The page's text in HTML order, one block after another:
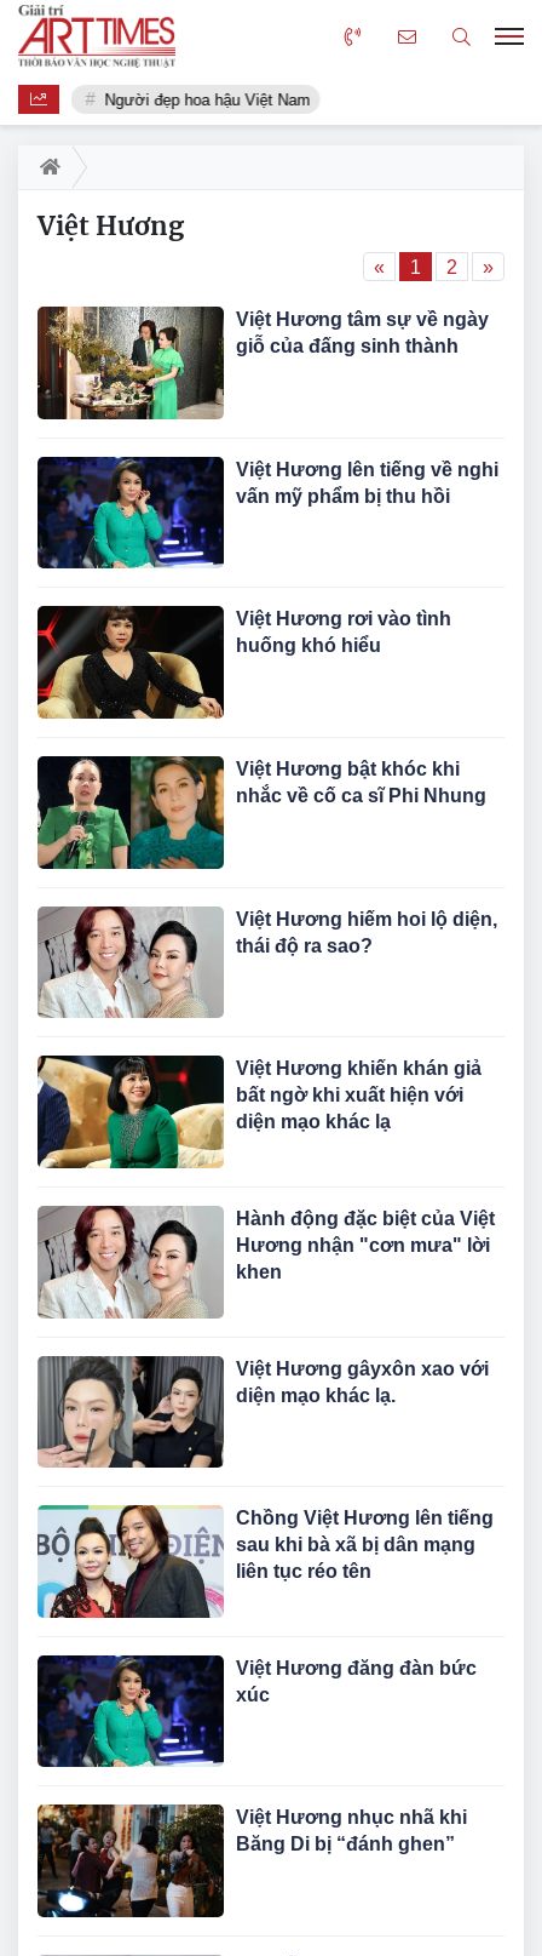
Người đẹp hoa hậu Việt Nam
Việt Hương
« 1 2 »
Việt Hương tâm sự về ngày
giỗ của đấng sinh thành
Việt Hương lên tiếng về nghi
vấn mỹ phẩm bị thu hồi
Việt Hương rơi vào tình
huống khó hiểu
Việt Hương bật khóc khi
nhắc về cố ca sĩ Phi Nhung
Việt Hương hiếm hoi lộ diện,
thái độ ra sao?
Việt Hương khiến khán giả
bất ngờ khi xuất hiện với
diện mạo khác lạ
Hành động đặc biệt của Việt
Hương nhận "cơn mưa" lời
khen
Việt Hương gâyxôn xao với
diện mạo khác lạ.
Chồng Việt Hương lên tiếng
sau khi bà xã bị dân mạng
liên tục réo tên
Việt Hương đăng đàn bức
xúc
Việt Hương nhục nhã khi
Băng Di bị “đánh ghen”